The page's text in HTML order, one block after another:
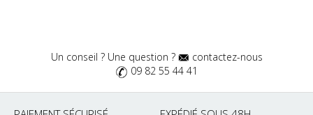
Un conseil ? Une question ?
contactez-nous
09 82 55 44 41